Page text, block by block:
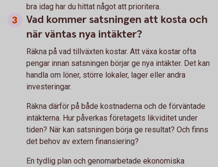
bra idag har du hittat något att prioritera.
Vad kommer satsningen att kosta och
när väntas nya intäkter?
Räkna på vad tillväxten kostar. Att växa kostar ofta
pengar innan satsningen börjar ge nya intäkter. Det kan
handla om löner, större lokaler, lager eller andra
investeringar.
Räkna därför på både kostnaderna och de förväntade
intäkterna. Hur påverkas företagets likviditet under
tiden? När kan satsningen börja ge resultat? Och finns
det behov av extern finansiering?
En tydlig plan och genomarbetade ekonomiska